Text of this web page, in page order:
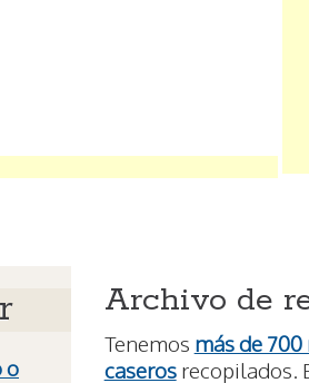
o
Archivo de
Tenemos más de
caserosrecopilados.